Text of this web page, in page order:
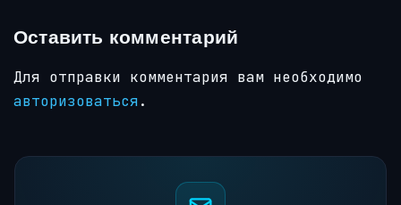
Оставить комментарий
Для отправки комментария вам необходимо
авторизоваться.